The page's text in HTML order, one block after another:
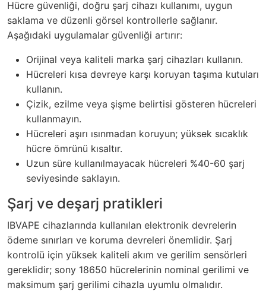
Hücre güvenliği, doğru şarj cihazı kullanımı, uygun
saklama ve düzenli görsel kontrollerle sağlanır.
Aşağıdaki uygulamalar güvenliği artırır:
Orijinal veya kaliteli marka şarj cihazları kullanın.
Hücreleri kısa devreye karşı koruyan taşıma kutuları
kullanın.
Çizik, ezilme veya şişme belirtisi gösteren hücreleri
kullanmayın.
Hücreleri aşırı ısınmadan koruyun; yüksek sıcaklık
hücre ömrünü kısaltır.
Uzun süre kullanılmayacak hücreleri %40-60 şarj
seviyesinde saklayın.
Şarj ve deşarj pratikleri
IBVAPE cihazlarında kullanılan elektronik devrelerin
ödeme sınırları ve koruma devreleri önemlidir. Şarj
kontrolü için yüksek kaliteli akım ve gerilim sensörleri
gereklidir; sony 18650 hücrelerinin nominal gerilimi ve
maksimum şarj gerilimi cihazla uyumlu olmalıdır.